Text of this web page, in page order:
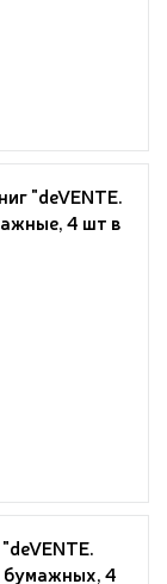
"deVENTE.
4 шт в
бумажных, 4